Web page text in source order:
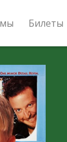
Билеты